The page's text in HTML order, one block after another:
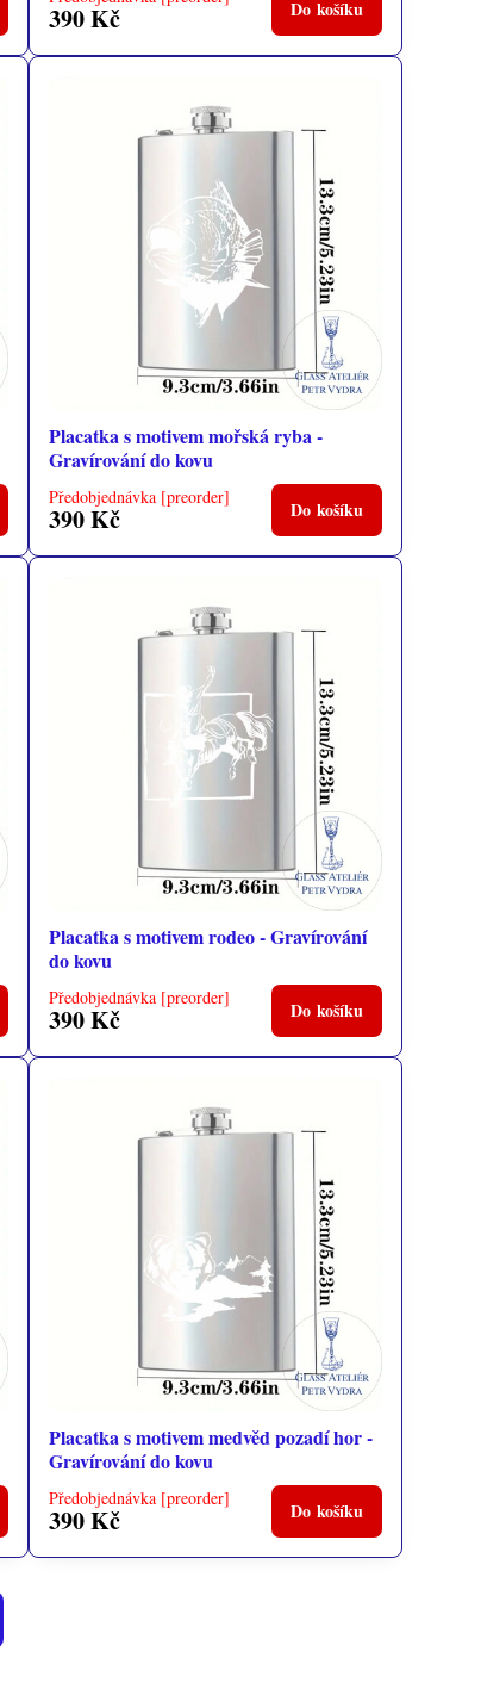
390 Kč Do košíku
Placatka s motivem mořská ryba -
Gravírování do kovu
Předobjednávka [preorder]
390 Kč Do košíku
Placatka s motivem rodeo - Gravírování
do kovu
Předobjednávka [preorder]
390 Kč Do košíku
Placatka s motivem medvěd pozadí hor -
Gravírování do kovu
Předobjednávka [preorder]
390 Kč Do košíku